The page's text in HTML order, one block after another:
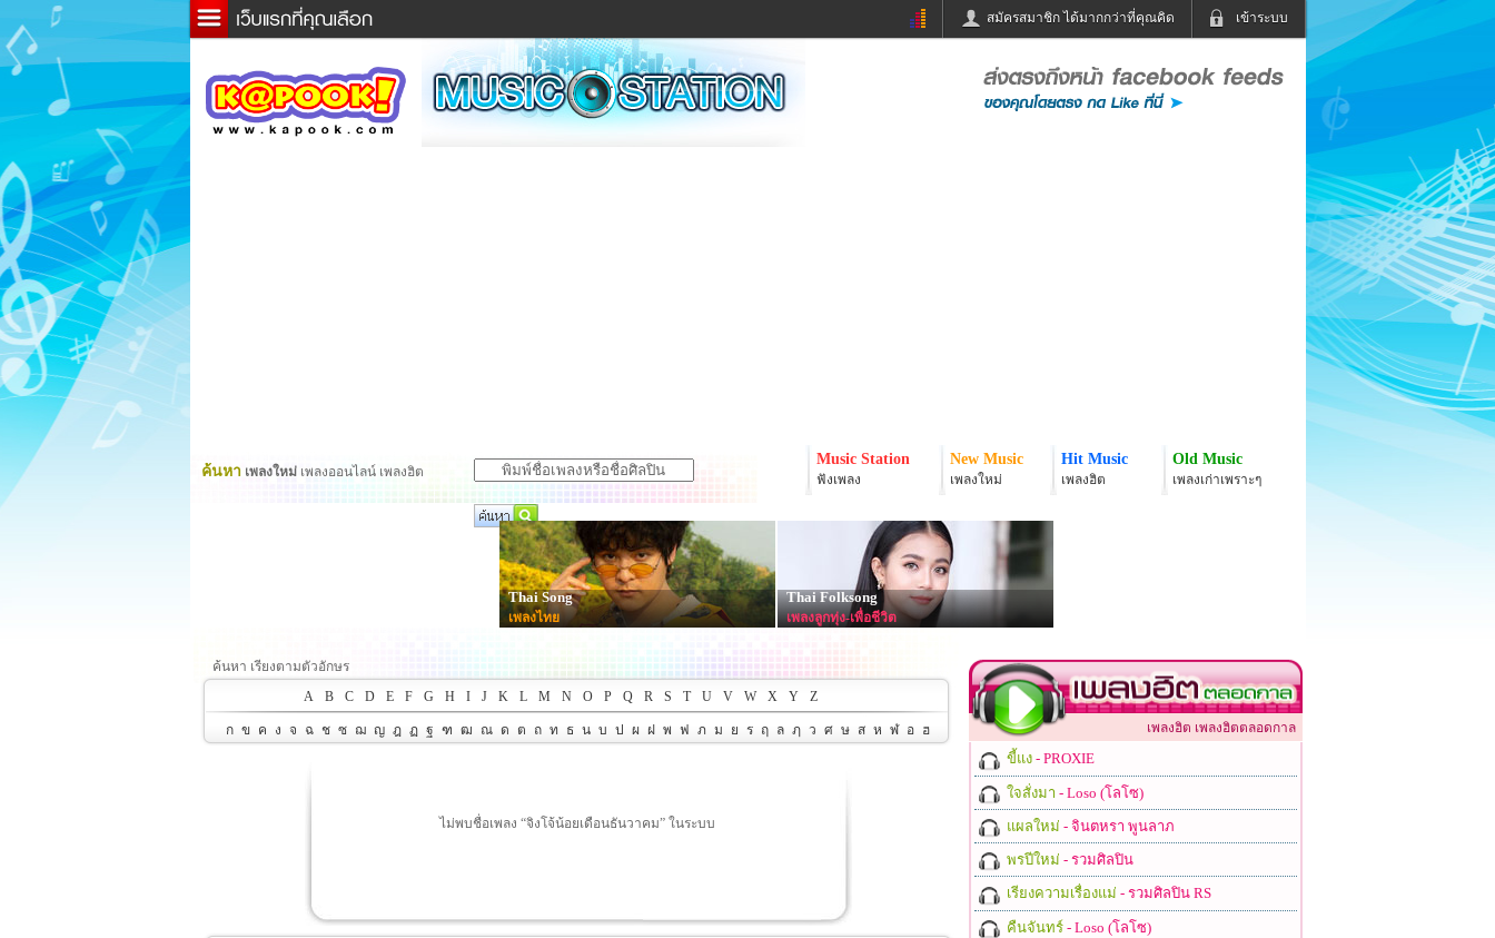
เข้าระบบ
สมัครสมาชิก ได้มากกว่าที่คุณคิด
ข่าวด่วน ข่าวสั้น
ละคร
หนังใหม่
ฟังวิทยุออนไลน์
หมากรุกไทย
Email
ค้นหา เพลงใหม่ เพลงออนไลน์ เพลงฮิต
Music Station
ฟังเพลง
New Music
เพลงใหม่
Hit Music
เพลงฮิต
Old Music
เพลงเก่าเพราะๆ
Thai Song
เพลงไทย
Thai Folksong
เพลงลูกทุ่ง-เพื่อชีวิต
ค้นหา เรียงตามตัวอักษร
A
B C D E F G H I J K L M N O P Q R S T U V W X Y Z
ก ข ค ง จ ฉ ช ซ ฌ ญ ฎ ฏ ฐ ฑ ฒ ณ ด ต ถ ท ธ น บ ป ผ ฝ พ ฟ ภ ม ย ร ฤ ล ฦ ว ศ ษ ส ห ฬ อ ฮ
ไม่พบชื่อเพลง “จิงโจ้น้อยเดือนธันวาคม” ในระบบ
เพลงฮิต เพลงฮิตตลอดกาล
ขี้แง- PROXIE
ใจสั่งมา - Loso (โลโซ)
แผลใหม่ - จินตหรา พูนลาภ
พรปีใหม่ - รวมศิลปิน
เรียงความเรื่องแม่ - รวมศิลปิน RS
คืนจันทร์- Loso (โลโซ)